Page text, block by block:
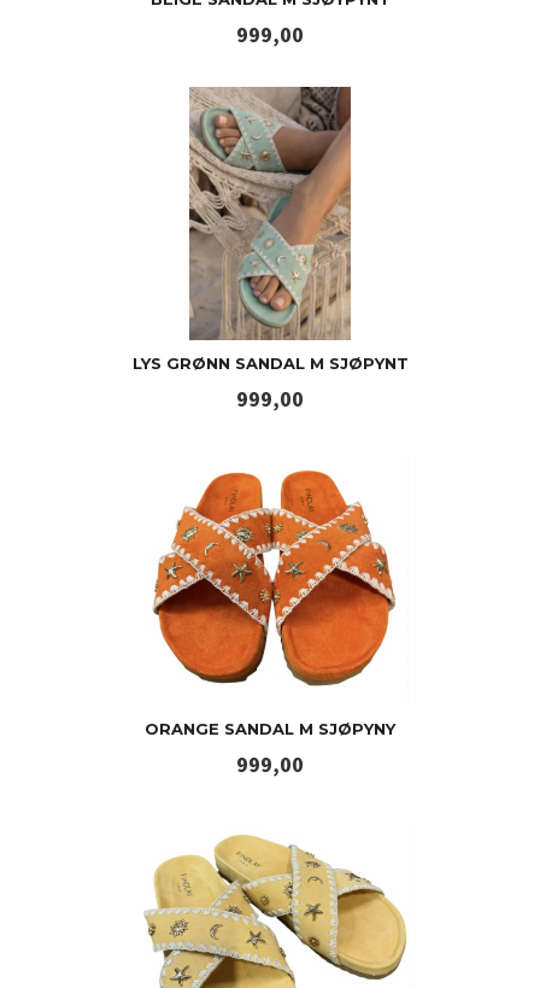
Pris
999,00
LYS GRØNN SANDAL M SJØPYNT
Pris
999,00
ORANGE SANDAL M SJØPYNY
Pris
999,00